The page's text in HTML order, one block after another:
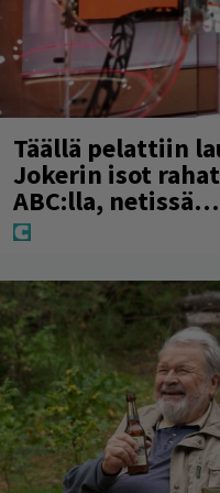
Täällä pelattiin
Jokerin isot
ABC:lla, netissä…